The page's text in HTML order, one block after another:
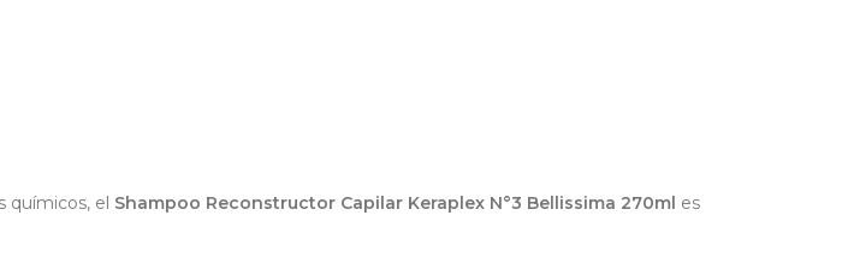
químicos, el Shampoo Reconstructor Capilar Keraplex N°3 Bellissima 270ml es